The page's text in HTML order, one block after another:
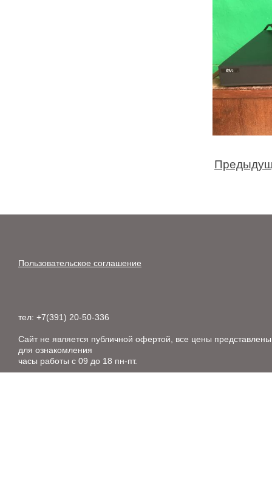
Пользовательское соглашение
тел: +7(391) 20-50-336
Сайт не является публичной офертой, все цены представлены
для ознакомления
часы работы с 09 до 18 пн-пт.